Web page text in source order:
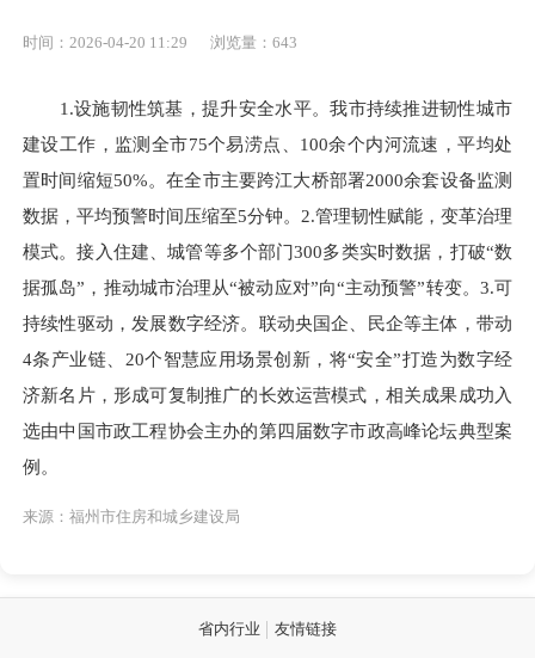
时间：2026-04-20 11:29 浏览量：643
1.设施韧性筑基，提升安全水平。我市持续推进韧性城市
建设工作，监测全市75个易涝点、100余个内河流速，平均处
置时间缩短50%。在全市主要跨江大桥部署2000余套设备监测
数据，平均预警时间压缩至5分钟。2.管理韧性赋能，变革治理
模式。接入住建、城管等多个部门300多类实时数据，打破“数
据孤岛”，推动城市治理从“被动应对”向“主动预警”转变。3.可
持续性驱动，发展数字经济。联动央国企、民企等主体，带动
4条产业链、20个智慧应用场景创新，将“安全”打造为数字经
济新名片，形成可复制推广的长效运营模式，相关成果成功入
选由中国市政工程协会主办的第四届数字市政高峰论坛典型案
例。
来源：福州市住房和城乡建设局
省内行业 友情链接